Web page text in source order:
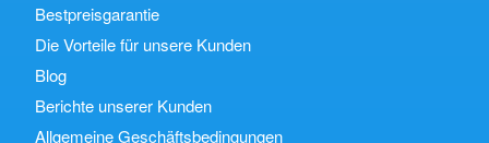
Bestpreisgarantie
Die Vorteile für unsere Kunden
Blog
Berichte unserer Kunden
Allgemeine Geschäftsbedingungen